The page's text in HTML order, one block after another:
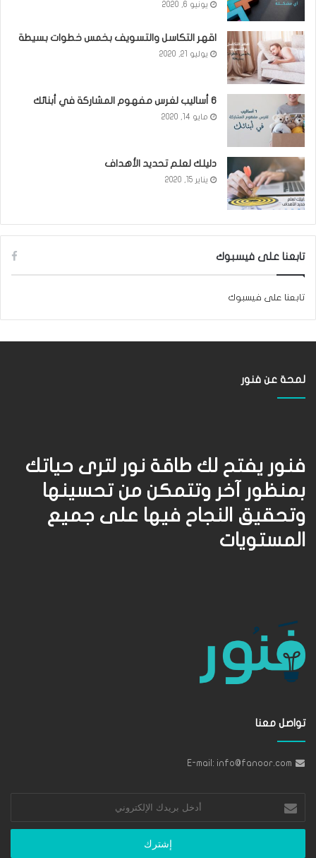
يونيو 6, 2020
اقهر التكاسل والتسويف بخمس خطوات بسيطة
يوليو 21, 2020
6 أساليب لغرس مفهوم المشاركة في أبنائك
مايو 14, 2020
دليلك لعلم تحديد الأهداف
يناير 15, 2020
تابعنا على فيسبوك
تابعنا على فيسبوك
لمحة عن فنور
فنور يفتح لك طاقة نور لترى حياتك
بمنظور آخر وتتمكن من تحسينها
وتحقيق النجاح فيها على جميع
المستويات
تواصل معنا
بريدك
الإلكتروني